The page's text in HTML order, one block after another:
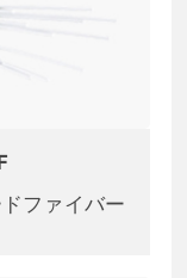
ファイバー